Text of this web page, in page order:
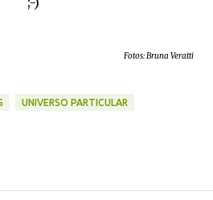
Fotos: Bruna Veratti
UNIVERSO PARTICULAR